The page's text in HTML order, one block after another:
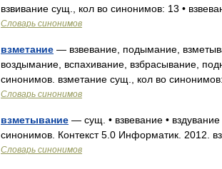
взвивание сущ., кол во синонимов: 13 •
Словарь синонимов
взметание — взвевание, подымание,
воздымание, вспахивание, взбрасывание,
синонимов. взметание сущ., кол во
Словарь синонимов
взметывание — сущ. • взвевание •
синонимов. Контекст 5.0 Информатик. 2012.
Словарь синонимов